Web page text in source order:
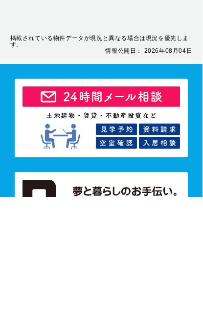
掲載されている物件データが現況と異なる場合は現況を優先しま
す。
情報公開日： 2026年08月04日